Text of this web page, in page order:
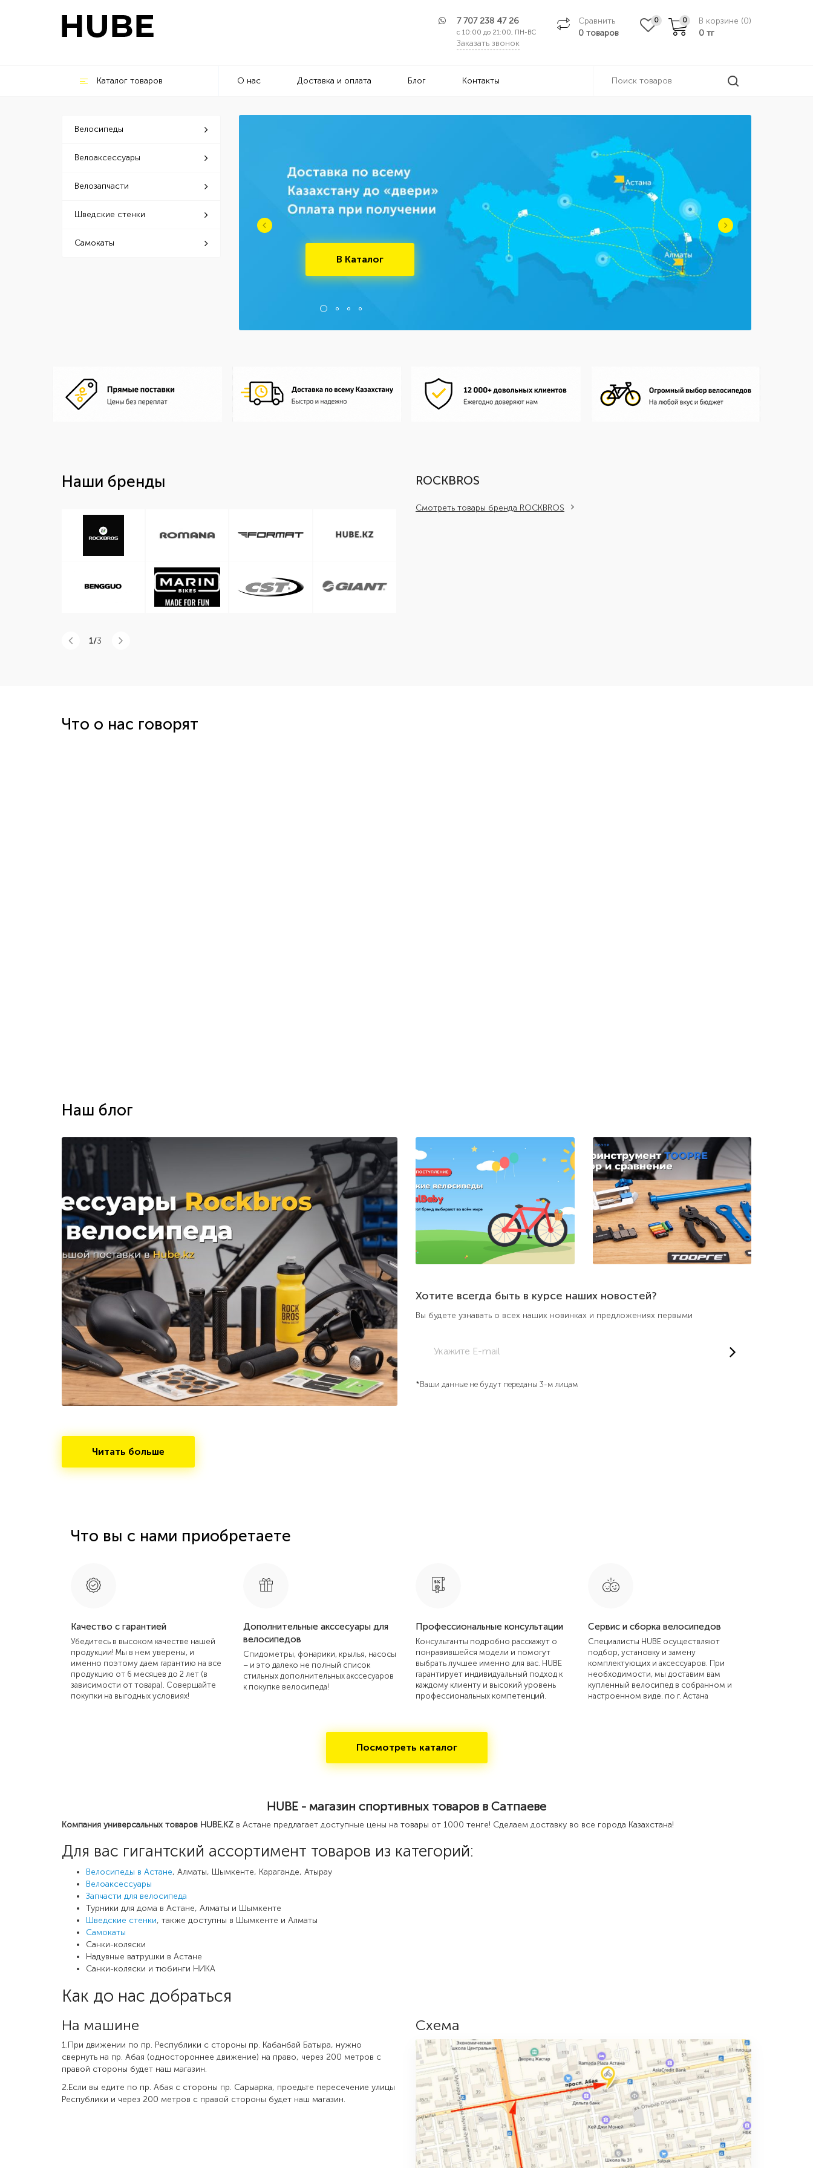
7 707 238 47 26
с 10:00 до 21:00, ПН-ВС
Заказать звонок
Сравнить
0 товаров
0 0 В корзине (0)
0 тг
Каталог товаров О нас Доставка и оплата Блог Контакты
Велосипеды
Велоаксессуары
Велозапчасти
Шведские стенки
Самокаты
Выбрать
Наши бренды
1/3
ROCKBROS
Смотреть товары бренда ROCKBROS
Что о нас говорят
Наш блог
Хотите всегда быть в курсе наших новостей?
Вы будете узнавать о всех наших новинках и предложениях первыми
Укажите E-mail
*Ваши данные не будут переданы 3-м лицам
Читать больше
Что вы с нами приобретаете
Качество с гарантией
Убедитесь в высоком качестве нашей
продукции! Мы в нем уверены, и
именно поэтому даем гарантию на все
продукцию от 6 месяцев до 2 лет (в
зависимости от товара). Совершайте
покупки на выгодных условиях!
Дополнительные акссесуары для
велосипедов
Спидометры, фонарики, крылья, насосы
– и это далеко не полный список
стильных дополнительных акссесуаров
к покупке велосипеда!
Профессиональные консультации
Консультанты подробно расскажут о
понравившейся модели и помогут
выбрать лучшее именно для вас. HUBE
гарантирует индивидуальный подход к
каждому клиенту и высокий уровень
профессиональных компетенций.
Сервис и сборка велосипедов
Специалисты HUBE осуществляют
подбор, установку и замену
комплектующих и аксессуаров. При
необходимости, мы доставим вам
купленный велосипед в собранном и
настроенном виде. по г. Астана
Посмотреть каталог
HUBE - магазин спортивных товаров в Сатпаеве
Компания универсальных товаров HUBE.KZ в Астане предлагает доступные цены на товары от 1000 тенге! Сделаем доставку во все города Казахстана!
Для вас гигантский ассортимент товаров из категорий:
Велосипеды в Астане, Алматы, Шымкенте, Караганде, Атырау
Велоаксессуары
Запчасти для велосипеда
Турники для дома в Астане, Алматы и Шымкенте
Шведские стенки, также доступны в Шымкенте и Алматы
Самокаты
Санки-коляски
Надувные ватрушки в Астане
Санки-коляски и тюбинги НИКА
Как до нас добраться
На машине
1.При движении по пр. Республики с стороны пр. Кабанбай Батыра, нужно
свернуть на пр. Абая (одностороннее движение) на право, через 200 метров с
правой стороны будет наш магазин.
2.Если вы едите по пр. Абая с стороны пр. Сарыарка, проедьте пересечение улицы
Республики и через 200 метров с правой стороны будет наш магазин.
Схема